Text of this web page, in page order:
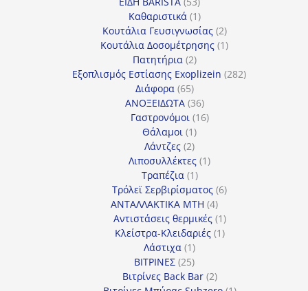
προϊόντα
Καθαριστικά 11
προϊόν
Κουτάλια Γευσιγνωσίας 22
προϊόντα
Κουτάλια Δοσομέτρησης 11
Πατητήρια 22
προϊόντα
Εξοπλισμός Εστίασης Exoplizein 282282
Διάφορα 6565
προϊόντα
ΑΝΟΞΕΙΔΩΤΑ 3636
προϊόντα
Γαστρονόμοι 1616
Θάλαμοι 11
προϊόν
Λάντζες 22
προϊόντα
Λιποσυλλέκτες 11
Τραπέζια 11
προϊόν
Τρόλεϊ Σερβιρίσματος 66
ΑΝΤΑΛΛΑΚΤΙΚΑ MTH 44
προϊόντα
Αντιστάσεις θερμικές 11
προϊόν
Κλείστρα-Κλειδαριές 11
Λάστιχα 11
προϊόν
ΒΙΤΡΙΝΕΣ 2525
προϊόντα
Βιτρίνες Back Bar 22